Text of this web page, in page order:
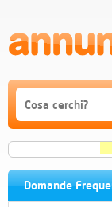
Domande